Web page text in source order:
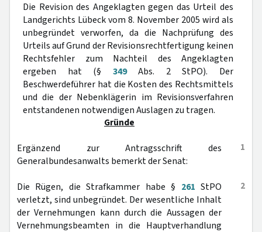
Die Revision des Angeklagten gegen das Urteil des
Landgerichts Lübeck vom 8. November 2005 wird als
unbegründet verworfen, da die Nachprüfung des
Urteils auf Grund der Revisionsrechtfertigung keinen
Rechtsfehler zum Nachteil des Angeklagten
ergeben hat (§ 349Abs. 2 StPO). Der
Beschwerdeführer hat die Kosten des Rechtsmittels
und die der Nebenklägerin im Revisionsverfahren
entstandenen notwendigen Auslagen zu tragen.
Gründe
1
Ergänzend zur Antragsschrift des
Generalbundesanwalts bemerkt der Senat:
2
Die Rügen, die Strafkammer habe § 261 StPO
verletzt, sind unbegründet. Der wesentliche Inhalt
der Vernehmungen kann durch die Aussagen der
Vernehmungsbeamten in die Hauptverhandlung